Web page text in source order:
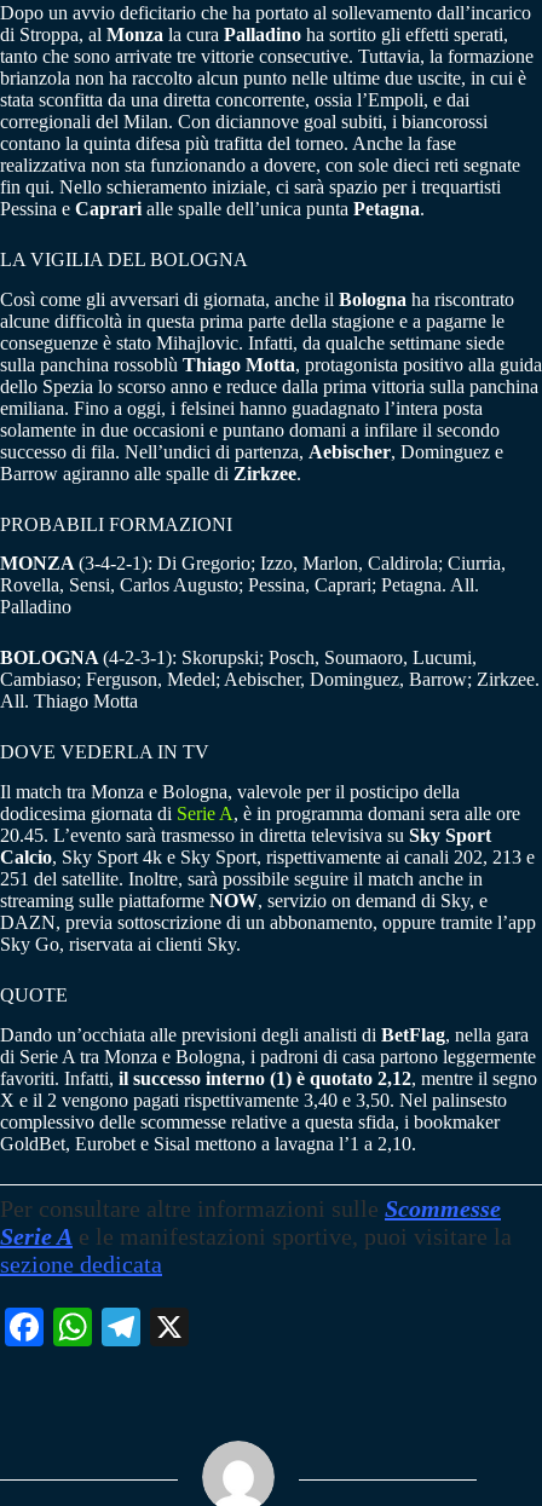
Dopo un avvio deficitario che ha portato al sollevamento dall’incarico
di Stroppa, al Monza la cura Palladino ha sortito gli effetti sperati,
tanto che sono arrivate tre vittorie consecutive. Tuttavia, la formazione
brianzola non ha raccolto alcun punto nelle ultime due uscite, in cui è
stata sconfitta da una diretta concorrente, ossia l’Empoli, e dai
corregionali del Milan. Con diciannove goal subiti, i biancorossi
contano la quinta difesa più trafitta del torneo. Anche la fase
realizzativa non sta funzionando a dovere, con sole dieci reti segnate
fin qui. Nello schieramento iniziale, ci sarà spazio per i trequartisti
Pessina e Caprari alle spalle dell’unica punta Petagna.
LA VIGILIA DEL BOLOGNA
Così come gli avversari di giornata, anche il Bologna ha riscontrato
alcune difficoltà in questa prima parte della stagione e a pagarne le
conseguenze è stato Mihajlovic. Infatti, da qualche settimane siede
sulla panchina rossoblù Thiago Motta, protagonista positivo alla guida
dello Spezia lo scorso anno e reduce dalla prima vittoria sulla panchina
emiliana. Fino a oggi, i felsinei hanno guadagnato l’intera posta
solamente in due occasioni e puntano domani a infilare il secondo
successo di fila. Nell’undici di partenza, Aebischer, Dominguez e
Barrow agiranno alle spalle di Zirkzee.
PROBABILI FORMAZIONI
MONZA(3-4-2-1): Di Gregorio; Izzo, Marlon, Caldirola; Ciurria,
Rovella, Sensi, Carlos Augusto; Pessina, Caprari; Petagna. All.
Palladino
BOLOGNA(4-2-3-1): Skorupski; Posch, Soumaoro, Lucumi,
Cambiaso; Ferguson, Medel; Aebischer, Dominguez, Barrow; Zirkzee.
All. Thiago Motta
DOVE VEDERLA IN TV
Il match tra Monza e Bologna, valevole per il posticipo della
dodicesima giornata di Serie A, è in programma domani sera alle ore
20.45. L’evento sarà trasmesso in diretta televisiva su Sky Sport
Calcio, Sky Sport 4k e Sky Sport, rispettivamente ai canali 202, 213 e
251 del satellite. Inoltre, sarà possibile seguire il match anche in
streaming sulle piattaforme NOW, servizio on demand di Sky, e
DAZN, previa sottoscrizione di un abbonamento, oppure tramite l’app
Sky Go, riservata ai clienti Sky.
QUOTE
Dando un’occhiata alle previsioni degli analisti di BetFlag, nella gara
di Serie A tra Monza e Bologna, i padroni di casa partono leggermente
favoriti. Infatti, il successo interno (1) è quotato 2,12, mentre il segno
X e il 2 vengono pagati rispettivamente 3,40 e 3,50. Nel palinsesto
complessivo delle scommesse relative a questa sfida, i bookmaker
GoldBet, Eurobet e Sisal mettono a lavagna l’1 a 2,10.
Per consultare altre informazioni sulle Scommesse
Serie A e le manifestazioni sportive, puoi visitare la
sezione dedicata
Fa W
pp
Te
m